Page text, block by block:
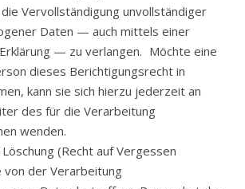
Vervollständigung unvollständiger
Daten — auch mittels einer
— zu verlangen. Möchte eine
dieses Berichtigungsrecht in
kann sie sich hierzu jederzeit an
des für die Verarbeitung
wenden.
(Recht auf Vergessen
der Verarbeitung